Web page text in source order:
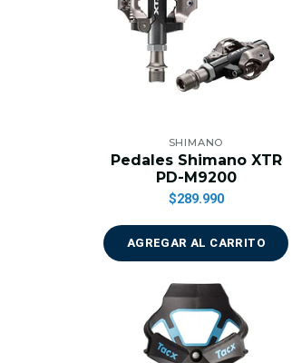
SHIMANO
Pedales Shimano XTR
PD-M9200
$289.990
AGREGAR AL CARRITO